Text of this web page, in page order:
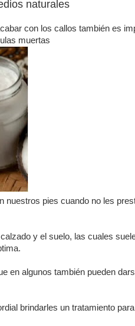
naturales
con los callos también es
muertas
nuestros pies cuando no les
y el suelo, las cuales
en algunos también pueden
brindarles un tratamiento